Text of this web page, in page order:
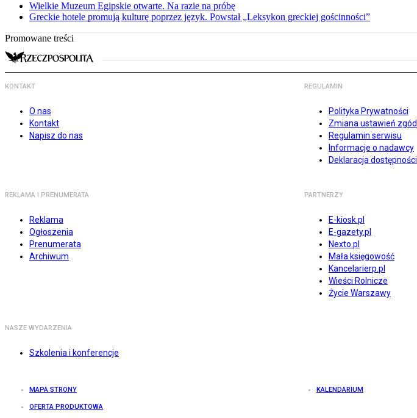
Wielkie Muzeum Egipskie otwarte. Na razie na próbę
Greckie hotele promują kulturę poprzez język. Powstał „Leksykon greckiej gościnności”
Promowane treści
KONTAKT
O nas
Kontakt
Napisz do nas
REGULAMIN
Polityka Prywatności
Zmiana ustawień zgód
Regulamin serwisu
Informacje o nadawcy
Deklaracja dostępności
REKLAMA I PRENUMERATA
Reklama
Ogłoszenia
Prenumerata
Archiwum
PARTNERZY
E-kiosk.pl
E-gazety.pl
Nexto.pl
Mała księgowość
Kancelarierp.pl
Wieści Rolnicze
Życie Warszawy
NASZE WYDARZENIA
Szkolenia i konferencje
MAPA STRONY KALENDARIUM
OFERTA PRODUKTOWA